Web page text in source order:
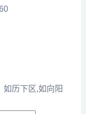
历下区,如向阳